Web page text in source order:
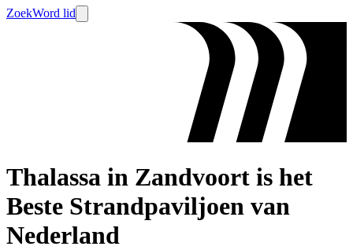
ZoekWord lid
Thalassa in Zandvoort is het
Beste Strandpaviljoen van
Nederland